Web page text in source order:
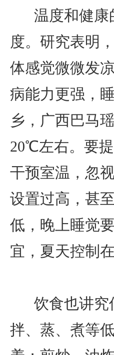
温度和健康
度。研究表明
体感觉微微发
病能力更强，
乡，广西巴马
20℃左右。要
干预室温，忽
设置过高，甚
低，晚上睡觉
宜，夏天控制
饮食也讲究
拌、蒸、煮等